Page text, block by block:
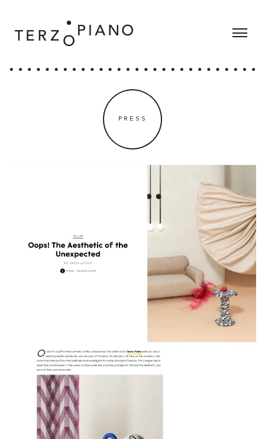
PRESS